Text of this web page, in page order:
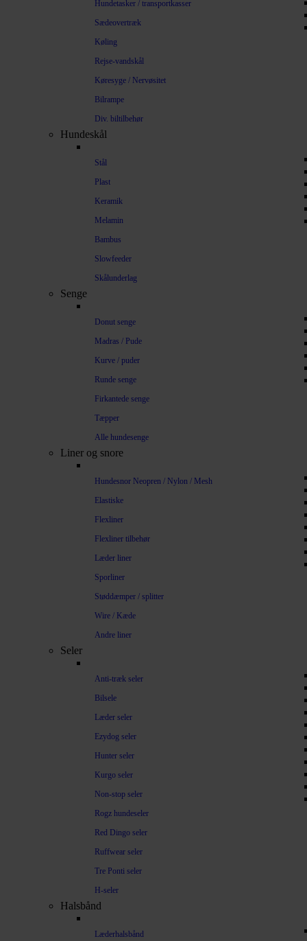
Hundetasker / transportkasser
Sædeovertræk
Køling
Rejse-vandskål
Køresyge / Nervøsitet
Bilrampe
Div. biltilbehør
Hundeskål
Stål
Plast
Keramik
Melamin
Bambus
Slowfeeder
Skålunderlag
Senge
Donut senge
Madras / Pude
Kurve / puder
Runde senge
Firkantede senge
Tæpper
Alle hundesenge
Liner og snore
Hundesnor Neopren / Nylon / Mesh
Elastiske
Flexliner
Flexliner tilbehør
Læder liner
Sporliner
Støddæmper / splitter
Wire / Kæde
Andre liner
Seler
Anti-træk seler
Bilsele
Læder seler
Ezydog seler
Hunter seler
Kurgo seler
Non-stop seler
Rogz hundeseler
Red Dingo seler
Ruffwear seler
Tre Ponti seler
H-seler
Halsbånd
Læderhalsbånd